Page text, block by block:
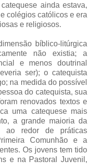
ainda estava,
colégios católicos e era
e religiosos.
bíblico-litúrgica
não existia; a
e menos doutrinal
ser); o catequista
na medida do possível
do catequista, sua
renovados textos e
uma catequese mais
a grande maioria da
ao redor de práticas
Comunhão e a
Os jovens tem tido
e na Pastoral Juvenil,